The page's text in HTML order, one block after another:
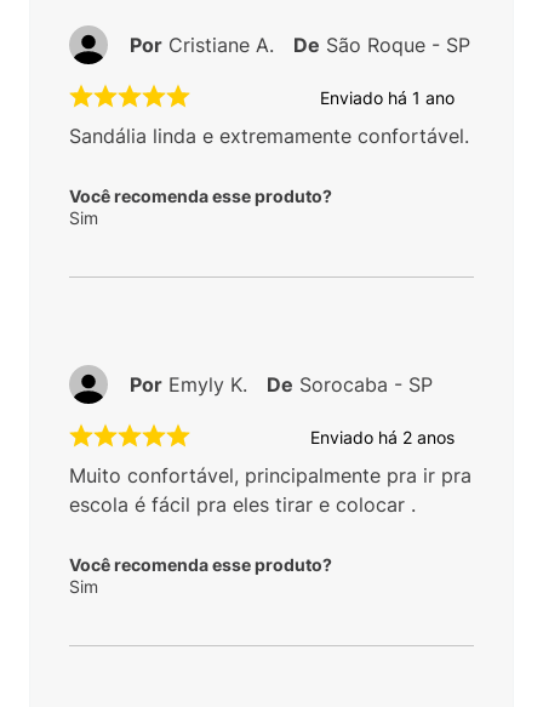
Enviado há 1 ano
Sandália linda e extremamente confortável.
Você recomenda esse produto?
Sim
Por Cristiane A. De São Roque - SP
Enviado há 2 anos
Muito confortável, principalmente pra ir pra
escola é fácil pra eles tirar e colocar .
Você recomenda esse produto?
Sim
Por Emyly K. De Sorocaba - SP